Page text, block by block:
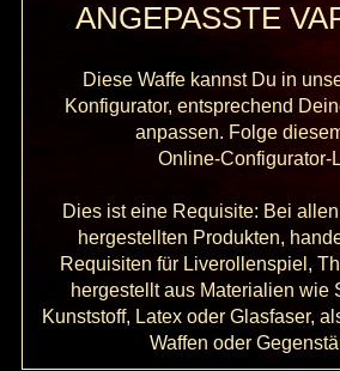
ANGEPASSTE
Diese Waffe kannst Du in
Konfigurator, entsprechend
anpassen. Folge
Online-Configurator-
Dies ist eine Requisite: Bei
hergestellten Produkten,
Requisiten für Liverollenspiel,
hergestellt aus Materialien wie
Kunststoff, Latex oder Glasfaser,
Waffen oder